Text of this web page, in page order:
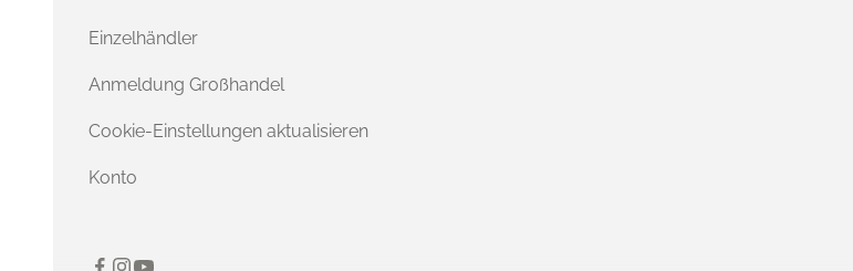
Einzelhändler
Anmeldung Großhandel
Cookie-Einstellungen aktualisieren
Konto